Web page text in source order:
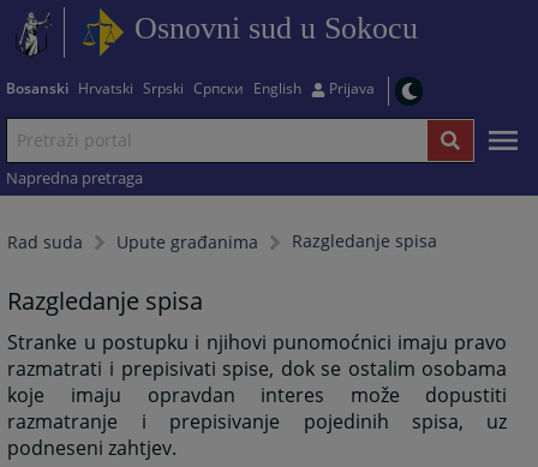
Osnovni sud u Sokocu
Bosanski Hrvatski Srpski Српски English Prijava
Napredna pretraga
Rad suda Upute građanima Razgledanje spisa
Razgledanje spisa
Stranke u postupku i njihovi punomoćnici imaju pravo
razmatrati i prepisivati spise, dok se ostalim osobama
koje imaju opravdan interes može dopustiti
razmatranje i prepisivanje pojedinih spisa, uz
podneseni zahtjev.